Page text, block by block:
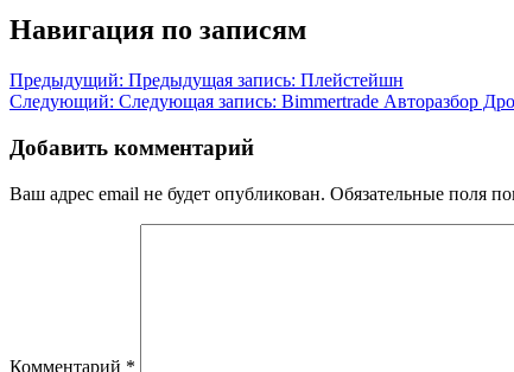
Навигация по записям
Предыдущий: Предыдущая запись: Плейстейшн
Следующий: Следующая запись: Bimmertrade Авторазбор
Добавить комментарий
Ваш адрес email не будет опубликован. Обязательные поля
Комментарий *